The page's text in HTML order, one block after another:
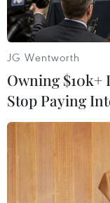
TIN CÙNG
Thánh
Abdelkader -
tôn giáo của
Vẻ đẹp
JG Wentworth
Owning $10k+
Stop Paying